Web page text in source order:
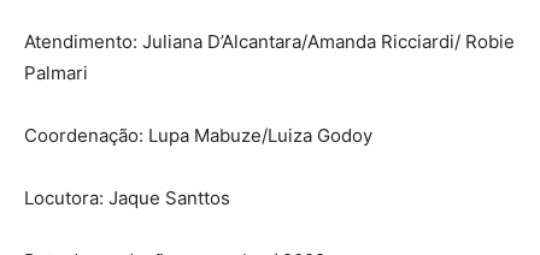
Atendimento: Juliana D’Alcantara/Amanda Ricciardi/ Robie
Palmari
Coordenação: Lupa Mabuze/Luiza Godoy
Locutora: Jaque Santtos